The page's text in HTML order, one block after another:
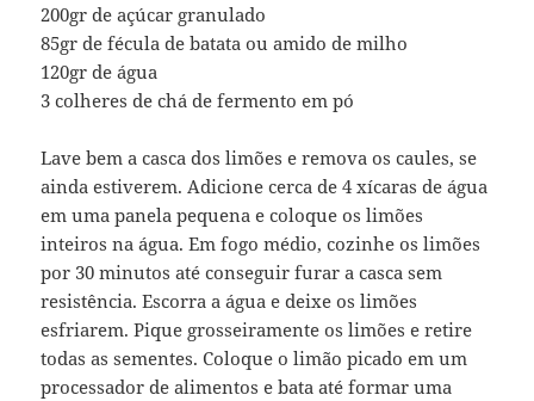
200gr de açúcar granulado
85gr de fécula de batata ou amido de milho
120gr de água
3 colheres de chá de fermento em pó
Lave bem a casca dos limões e remova os caules, se
ainda estiverem. Adicione cerca de 4 xícaras de água
em uma panela pequena e coloque os limões
inteiros na água. Em fogo médio, cozinhe os limões
por 30 minutos até conseguir furar a casca sem
resistência. Escorra a água e deixe os limões
esfriarem. Pique grosseiramente os limões e retire
todas as sementes. Coloque o limão picado em um
processador de alimentos e bata até formar uma